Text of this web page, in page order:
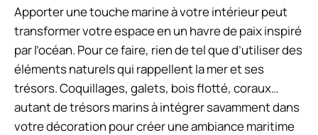
Apporter une touche marine à votre intérieur peut
transformer votre espace en un havre de paix inspiré
par l’océan. Pour ce faire, rien de tel que d’utiliser des
éléments naturels qui rappellent la mer et ses
trésors. Coquillages, galets, bois flotté, coraux…
autant de trésors marins à intégrer savamment dans
votre décoration pour créer une ambiance maritime